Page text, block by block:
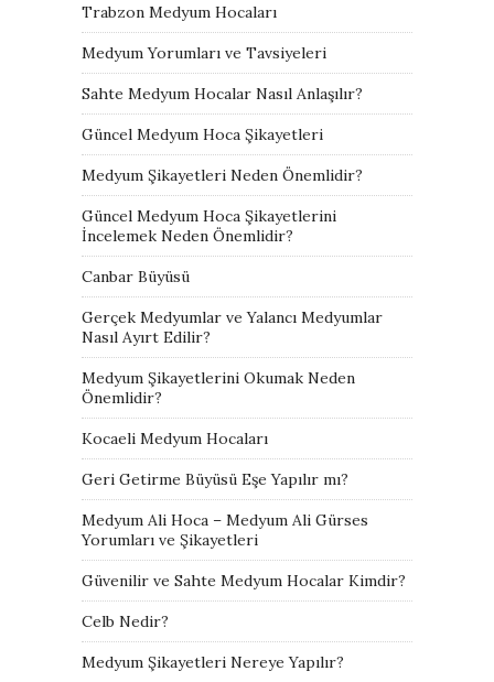
Trabzon Medyum Hocaları
Medyum Yorumları ve Tavsiyeleri
Sahte Medyum Hocalar Nasıl Anlaşılır?
Güncel Medyum Hoca Şikayetleri
Medyum Şikayetleri Neden Önemlidir?
Güncel Medyum Hoca Şikayetlerini
İncelemek Neden Önemlidir?
Canbar Büyüsü
Gerçek Medyumlar ve Yalancı Medyumlar
Nasıl Ayırt Edilir?
Medyum Şikayetlerini Okumak Neden
Önemlidir?
Kocaeli Medyum Hocaları
Geri Getirme Büyüsü Eşe Yapılır mı?
Medyum Ali Hoca – Medyum Ali Gürses
Yorumları ve Şikayetleri
Güvenilir ve Sahte Medyum Hocalar Kimdir?
Celb Nedir?
Medyum Şikayetleri Nereye Yapılır?